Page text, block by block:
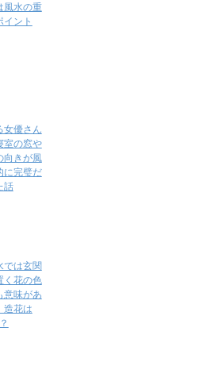
風水の重
イント
女優さん
室の窓や
向きが風
に完璧だ
話
では玄関
く花の色
意味があ
造花は